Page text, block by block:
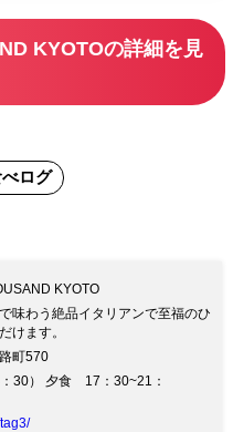
日のお祝いなどにもご利用
。 秋を楽しむ期間限定ラ
ぜひご堪能ください。
KYOTOの詳細を見
ログ
KYOTO
味わう絶品イタリアンで至福のひ
けます。
町570
30） 夕食 17：30~21：